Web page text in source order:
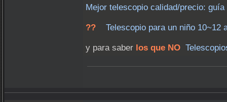
Mejor telescopio calidad/precio:
?? Telescopio para un niño 10~12
y para saber los que NO